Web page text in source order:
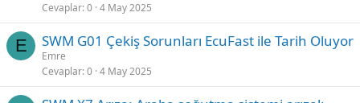
Cevaplar 0 4 May 2025
E SWM G01 Çekiş Sorunları EcuFast ile Tarih Oluyor
Emre
Cevaplar 0 4 May 2025